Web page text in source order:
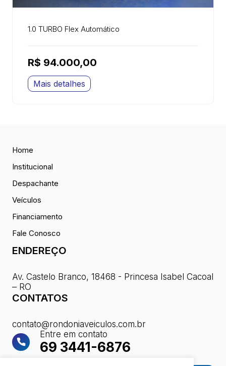
1.0 TURBO Flex Automático
R$ 94.000,00
Mais detalhes
Home
Institucional
Despachante
Veículos
Financiamento
Fale Conosco
ENDEREÇO
Av. Castelo Branco, 18468 - Princesa Isabel Cacoal
– RO
CONTATOS
contato@rondoniaveiculos.com.br
Entre em contato
69 3441-6876